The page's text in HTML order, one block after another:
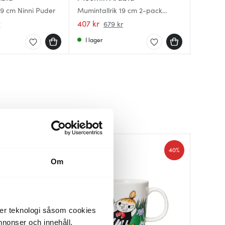
Om
teknologi såsom cookies
och innehåll,
cm Ninni Puder
Mumintallrik 19 cm 2-pack
Kontor & Vinternatt
407 kr 679 kr
I lager
40%